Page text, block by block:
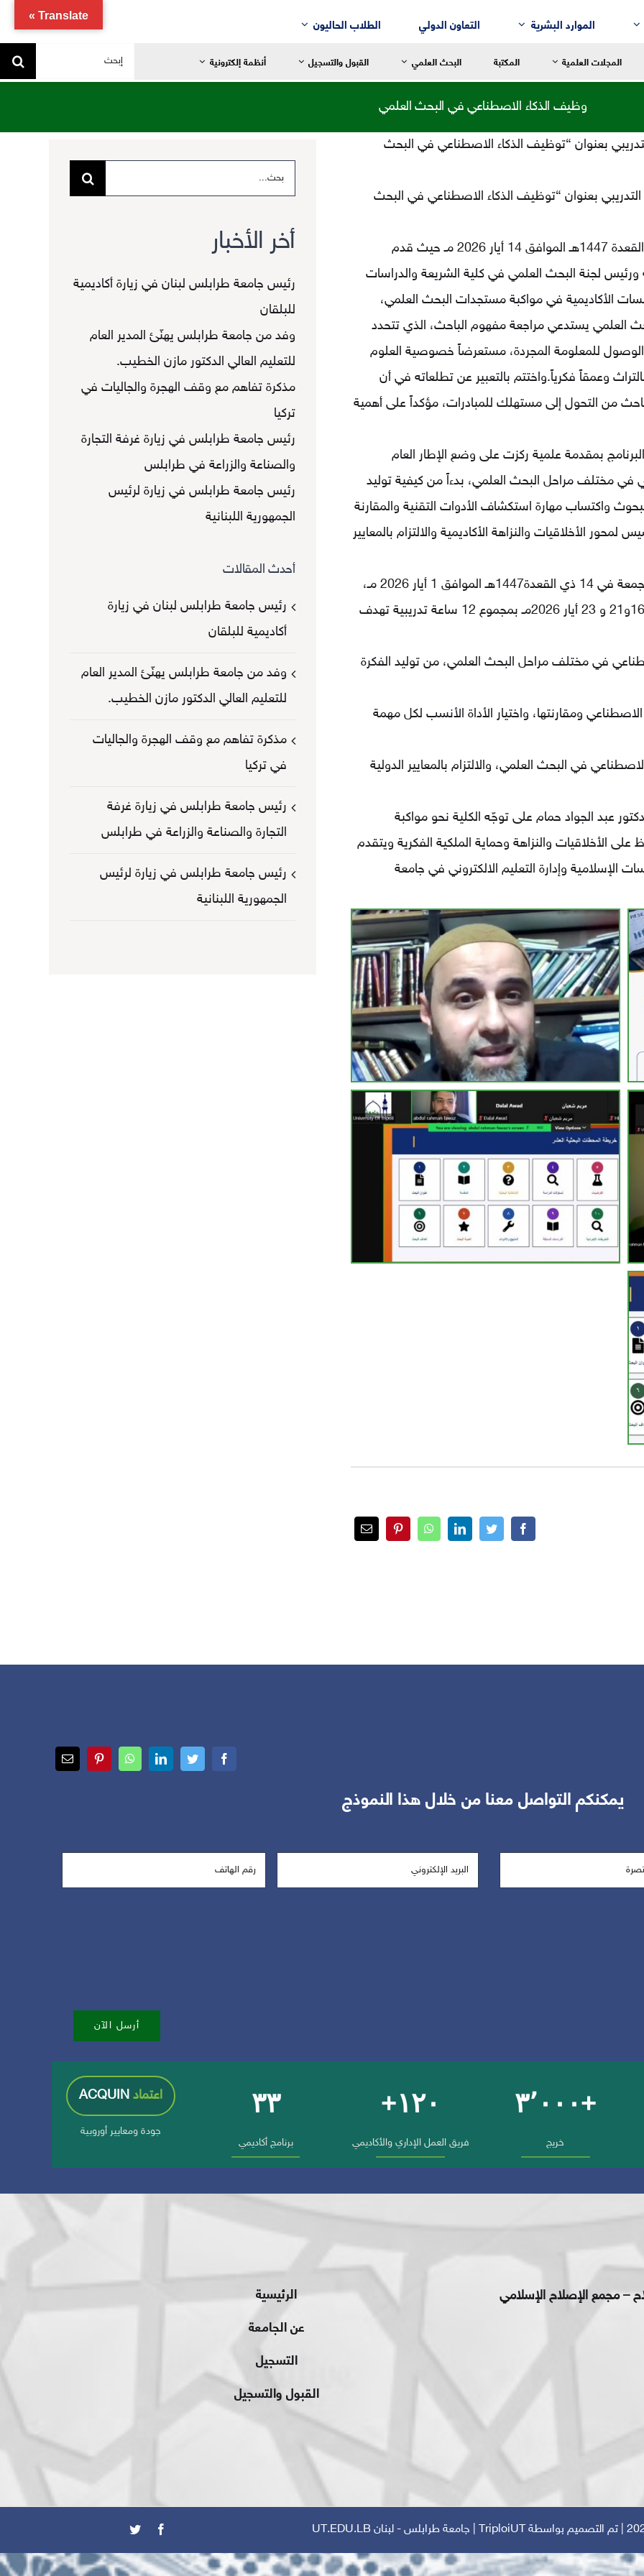
الموارد البشرية التعاون الدولي الطلاب الحاليون
العربية وآدابها
علم النفس
قسم إدارة الأعمال
قسم المحاسبة
قسم نُظُم المعلومات الإدارية
المجلات العلمية المكتبة البحث العلمي القبول والتسجيل أنظمة إلكترونية
البحث
عن:
وظيف الذكاء الاصطناعي في البحث العلمي
بعنوان “توظيف الذكاء الاصطناعي في البحث
التدريبي بعنوان “توظيف الذكاء الاصطناعي في البحث
وذلك عبر منصة زووم Zoom يوم الخميس 27 ذي القعدة 1447هـ الموافق 14 أيار 2026 مـ حيث قدم
ورئيس لجنة البحث العلمي في كلية الشريعة والدراسات
الأكاديمية في مواكبة مستجدات البحث العلمي،
العلمي يستدعي مراجعة مفهوم الباحث، الذي تتحدد
الوصول للمعلومة المجردة، مستعرضاً خصوصية العلوم
وعمقاً فكرياً.واختتم بالتعبير عن تطلعاته في أن
من التحول إلى مستهلك للمبادرات، مؤكداً على أهمية
بمقدمة علمية ركزت على وضع الإطار العام
في مختلف مراحل البحث العلمي، بدءاً من كيفية توليد
واكتساب مهارة استكشاف الأدوات التقنية والمقارنة
الأخلاقيات والنزاهة الأكاديمية والالتزام بالمعايير
وسبق الافتتاح تنظيم ندوة تعريفية بالبرنامج يوم الجمعة في 14 ذي القعدة1447هـ الموافق 1 أيار 2026 مـ،
وتجدر الإشارة إلى أن البرنامج يمتد على 4 أيام 14و 16و21 و 23 أيار 2026مـ بمجموع 12 ساعة تدريبية تهدف
في مختلف مراحل البحث العلمي، من توليد الفكرة
ومقارنتها، واختيار الأداة الأنسب لكل مهمة
في البحث العلمي، والالتزام بالمعايير الدولية
عبد الجواد حمام على توجّه الكلية نحو مواكبة
الأخلاقيات والنزاهة وحماية الملكية الفكرية ويتقدم
الإسلامية وإدارة التعليم الالكتروني في جامعة
البحث
عن:
أخر الأخبار
رئيس جامعة طرابلس لبنان في زيارة أكاديمية
للبلقان
وفد من جامعة طرابلس يهنّئ المدير العام
للتعليم العالي الدكتور مازن الخطيب.
مذكرة تفاهم مع وقف الهجرة والجاليات في
تركيا
رئيس جامعة طرابلس في زيارة غرفة التجارة
والصناعة والزراعة في طرابلس
رئيس جامعة طرابلس في زيارة لرئيس
الجمهورية اللبنانية
أحدث المقالات
رئيس جامعة طرابلس لبنان في زيارة
أكاديمية للبلقان
وفد من جامعة طرابلس يهنّئ المدير العام
للتعليم العالي الدكتور مازن الخطيب.
مذكرة تفاهم مع وقف الهجرة والجاليات
في تركيا
رئيس جامعة طرابلس في زيارة غرفة
التجارة والصناعة والزراعة في طرابلس
رئيس جامعة طرابلس في زيارة لرئيس
الجمهورية اللبنانية
يمكنكم التواصل معنا من خلال هذا النموذج
أرسل الآن
+٣٬٠٠٠
خريج
١٢٠+
فريق العمل الإداري والأكاديمي
٣٣
برنامج أكاديمي
اعتمادACQUIN
جودة ومعايير أوروبية
– مجمع الإصلاح الإسلامي
الرئيسية
عن الجامعة
التسجيل
القبول والتسجيل
TriploiUT | جامعة طرابلس - لبنانUT.EDU.LB
Translate »